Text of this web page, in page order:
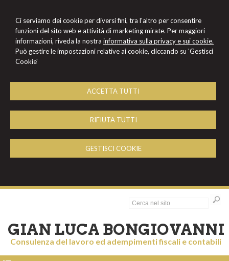
Ci serviamo dei cookie per diversi fini, tra l'altro per consentire
funzioni del sito web e attività di marketing mirate. Per maggiori
informazioni, riveda la nostra informativa sulla privacy e sui cookie.
Può gestire le impostazioni relative ai cookie, cliccando su 'Gestisci
Cookie'
ACCETTA TUTTI
RIFIUTA TUTTI
GESTISCI COOKIE
GIAN LUCA BONGIOVANNI
Consulenza del lavoro ed adempimenti fiscali e contabili